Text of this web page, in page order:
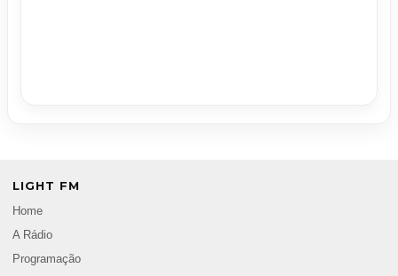
LIGHT FM
Home
A Rádio
Programação